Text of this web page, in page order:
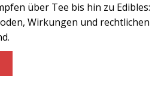
über Tee bis hin zu Edibles:
Wirkungen und rechtlichen